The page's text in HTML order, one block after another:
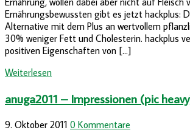
Ernährungsbewussten gibt es jetzt hackplus:
Alternative mit dem Plus an wertvollem
30% weniger Fett und Cholesterin. hackplus
positiven Eigenschaften von […]
Weiterlesen
anuga2011 – Impressionen (pic
9. Oktober 2011 0 Kommentare